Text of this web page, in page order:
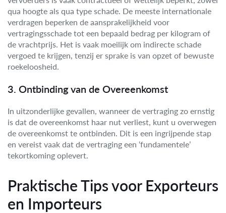
qua hoogte als qua type schade. De meeste internationale
verdragen beperken de aansprakelijkheid voor
vertragingsschade tot een bepaald bedrag per kilogram of
de vrachtprijs. Het is vaak moeilijk om indirecte schade
vergoed te krijgen, tenzij er sprake is van opzet of bewuste
roekeloosheid.
3. Ontbinding van de Overeenkomst
In uitzonderlijke gevallen, wanneer de vertraging zo ernstig
is dat de overeenkomst haar nut verliest, kunt u overwegen
de overeenkomst te ontbinden. Dit is een ingrijpende stap
en vereist vaak dat de vertraging een ‘fundamentele’
tekortkoming oplevert.
Praktische Tips voor Exporteurs
en Importeurs